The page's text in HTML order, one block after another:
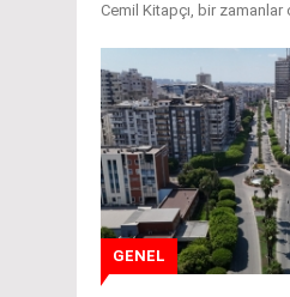
Cemil Kitapçı, bir zamanlar
GENEL